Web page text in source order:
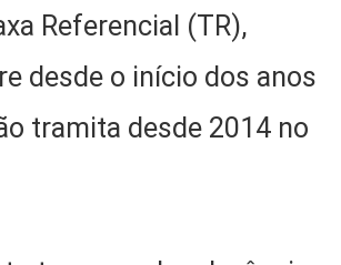
Referencial (TR),
desde o início dos anos
tramita desde 2014 no